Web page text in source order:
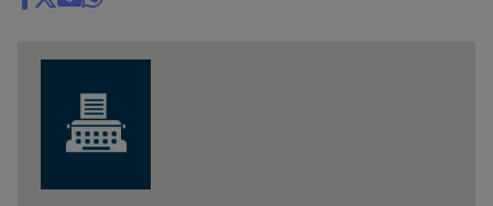
Share